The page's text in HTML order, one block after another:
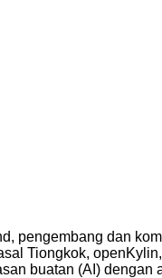
pengembang dan
Tiongkok,
buatan (AI) dengan